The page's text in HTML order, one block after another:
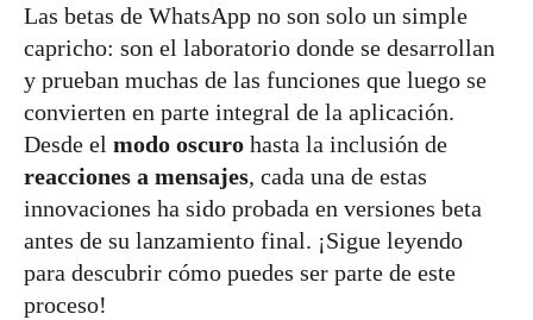
Las betas de WhatsApp no son solo un simple
capricho: son el laboratorio donde se desarrollan
y prueban muchas de las funciones que luego se
convierten en parte integral de la aplicación.
Desde el modo oscuro hasta la inclusión de
reacciones a mensajes, cada una de estas
innovaciones ha sido probada en versiones beta
antes de su lanzamiento final. ¡Sigue leyendo
para descubrir cómo puedes ser parte de este
proceso!